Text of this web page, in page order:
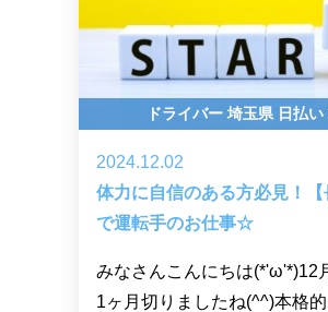
ドライバー 埼玉県 日払い
2024.12.02
体力に自信のある方必見！
で運転手のお仕事☆
みなさんこんにちは(*'ω'*)12
1ヶ月切りましたね(^^)本格